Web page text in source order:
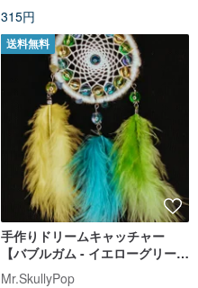
315円
送料無料
手作りドリームキャッチャー
【バブルガム - イエローグリーン
ブルー】
Mr.SkullyPop